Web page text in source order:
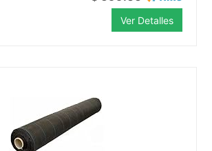
Ver Detalles